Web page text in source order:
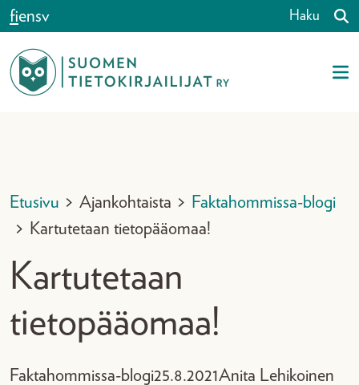
Siirry sisältöön
fiensv Haku
Etusivu > Ajankohtaista > Faktahommissa-blogi
> Kartutetaan tietopääomaa!
Kartutetaan
tietopääomaa!
Faktahommissa-blogi25.8.2021Anita Lehikoinen